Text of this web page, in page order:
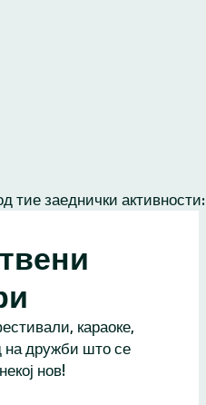
тие заеднички активности:
караоке,
на дружби што се
нов!